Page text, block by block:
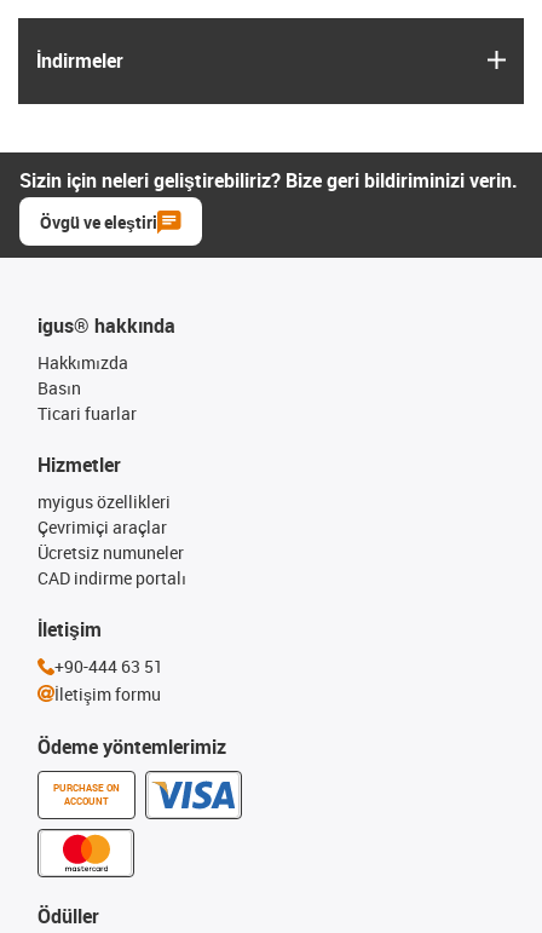
İndirmeler
Sizin için neleri geliştirebiliriz? Bize geri bildiriminizi verin.
Övgü ve eleştiri
igus® hakkında
Hakkımızda
Basın
Ticari fuarlar
Ödeme yöntemlerimiz
PURCHASE ON
ACCOUNT
Hizmetler
myigus özellikleri
Çevrimiçi araçlar
Ücretsiz numuneler
CAD indirme portalı
Ödüller
İletişim
+90-444 63 51
İletişim formu